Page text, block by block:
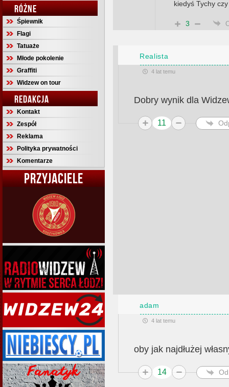
RÓŻNE
Śpiewnik
Flagi
Tatuaże
Młode pokolenie
Graffiti
Widzew on tour
REDAKCJA
Kontakt
Zespół
Reklama
Polityka prywatności
Komentarze
PRZYJACIELE
kiedyś Tychy
3
Realista
4 lat temu
Dobry wynik dla
11
adam
4 lat temu
oby jak najdłużej
14